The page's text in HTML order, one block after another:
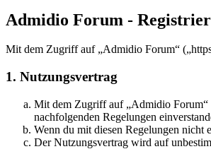
Admidio Forum -
Mit dem Zugriff auf „Admidio Forum“
1. Nutzungsvertrag
Mit dem Zugriff auf „Admidio Forum“
nachfolgenden Regelungen
Wenn du mit diesen Regelungen nicht
Der Nutzungsvertrag wird auf